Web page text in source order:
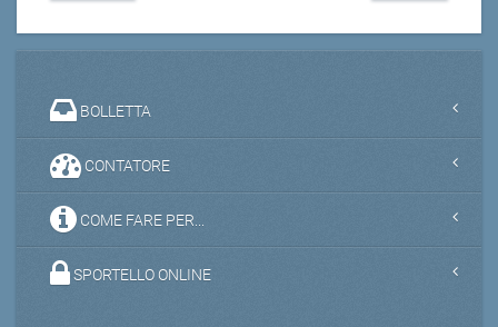
BOLLETTA
CONTATORE
COME FARE PER...
SPORTELLO ONLINE